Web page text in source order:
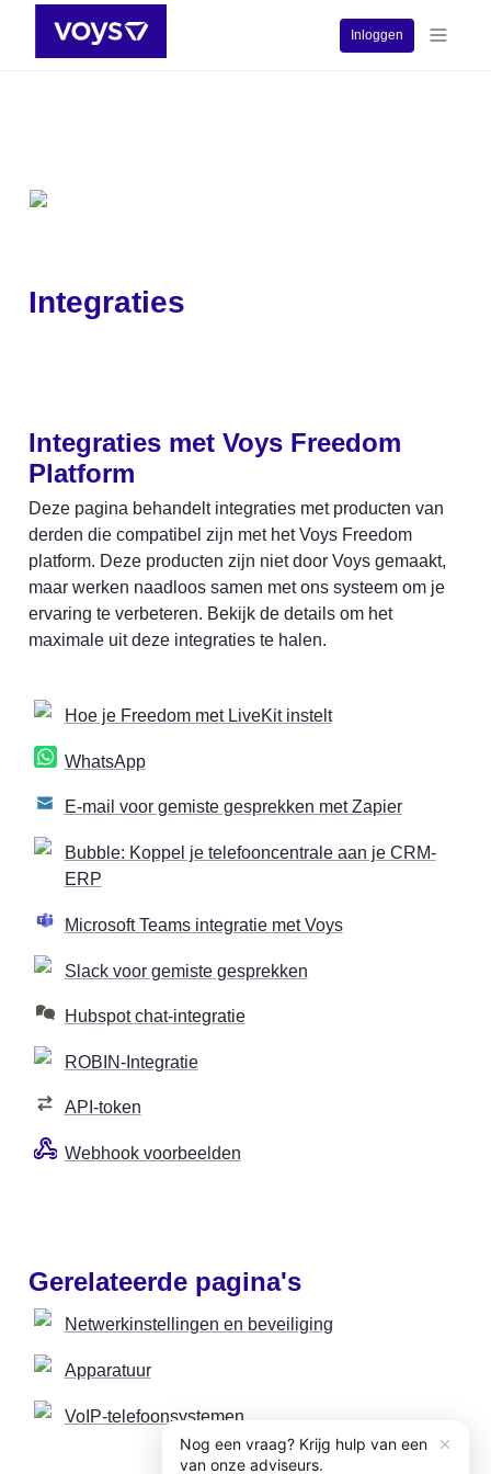
Inloggen
Integraties
Integraties met Voys Freedom
Platform
Deze pagina behandelt integraties met producten van
derden die compatibel zijn met het Voys Freedom
platform. Deze producten zijn niet door Voys gemaakt,
maar werken naadloos samen met ons systeem om je
ervaring te verbeteren. Bekijk de details om het
maximale uit deze integraties te halen.
Hoe je Freedom met LiveKit instelt
WhatsApp
E-mail voor gemiste gesprekken met Zapier
Bubble: Koppel je telefooncentrale aan je CRM-
ERP
Microsoft Teams integratie met Voys
Slack voor gemiste gesprekken
Hubspot chat-integratie
ROBIN-Integratie
API-token
Webhook voorbeelden
Gerelateerde pagina's
Netwerkinstellingen en beveiliging
Apparatuur
VoIP-telefoonsystemen